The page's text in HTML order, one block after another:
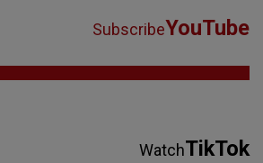
SubscribeYouTube
WatchTikTok